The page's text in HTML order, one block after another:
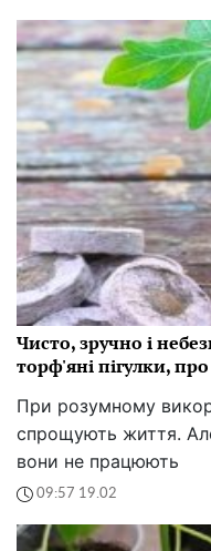
Чисто, зручно і
торф'яні пігулки,
При розумному
спрощують життя.
вони не працюють
09:57 19.02